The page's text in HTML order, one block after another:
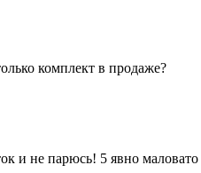
комплект в продаже?
и не парюсь! 5 явно